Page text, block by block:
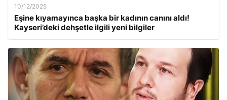
10/12/2025
Eşine kıyamayınca başka bir kadının canını aldı!
Kayseri’deki dehşetle ilgili yeni bilgiler